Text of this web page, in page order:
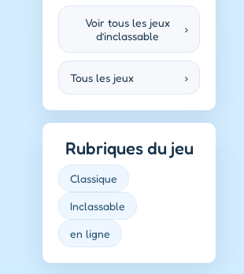
Voir tous les jeux
d’inclassable
›
Tous les jeux ›
Rubriques du jeu
Classique
Inclassable
en ligne